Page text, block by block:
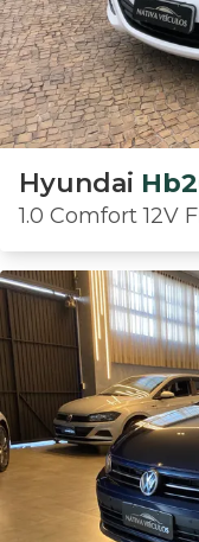
Hyundai
1.0 Comfort 12V